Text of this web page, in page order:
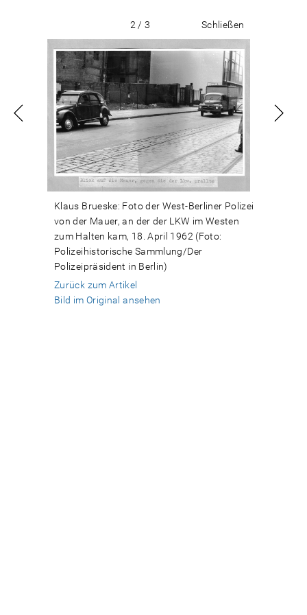
2 / 3 Schließen
Klaus Brueske: Foto der West-Berliner Polizei
von der Mauer, an der der LKW im Westen
zum Halten kam, 18. April 1962 (Foto:
Polizeihistorische Sammlung/Der
Polizeipräsident in Berlin)
Zurück zum Artikel
Bild im Original ansehen